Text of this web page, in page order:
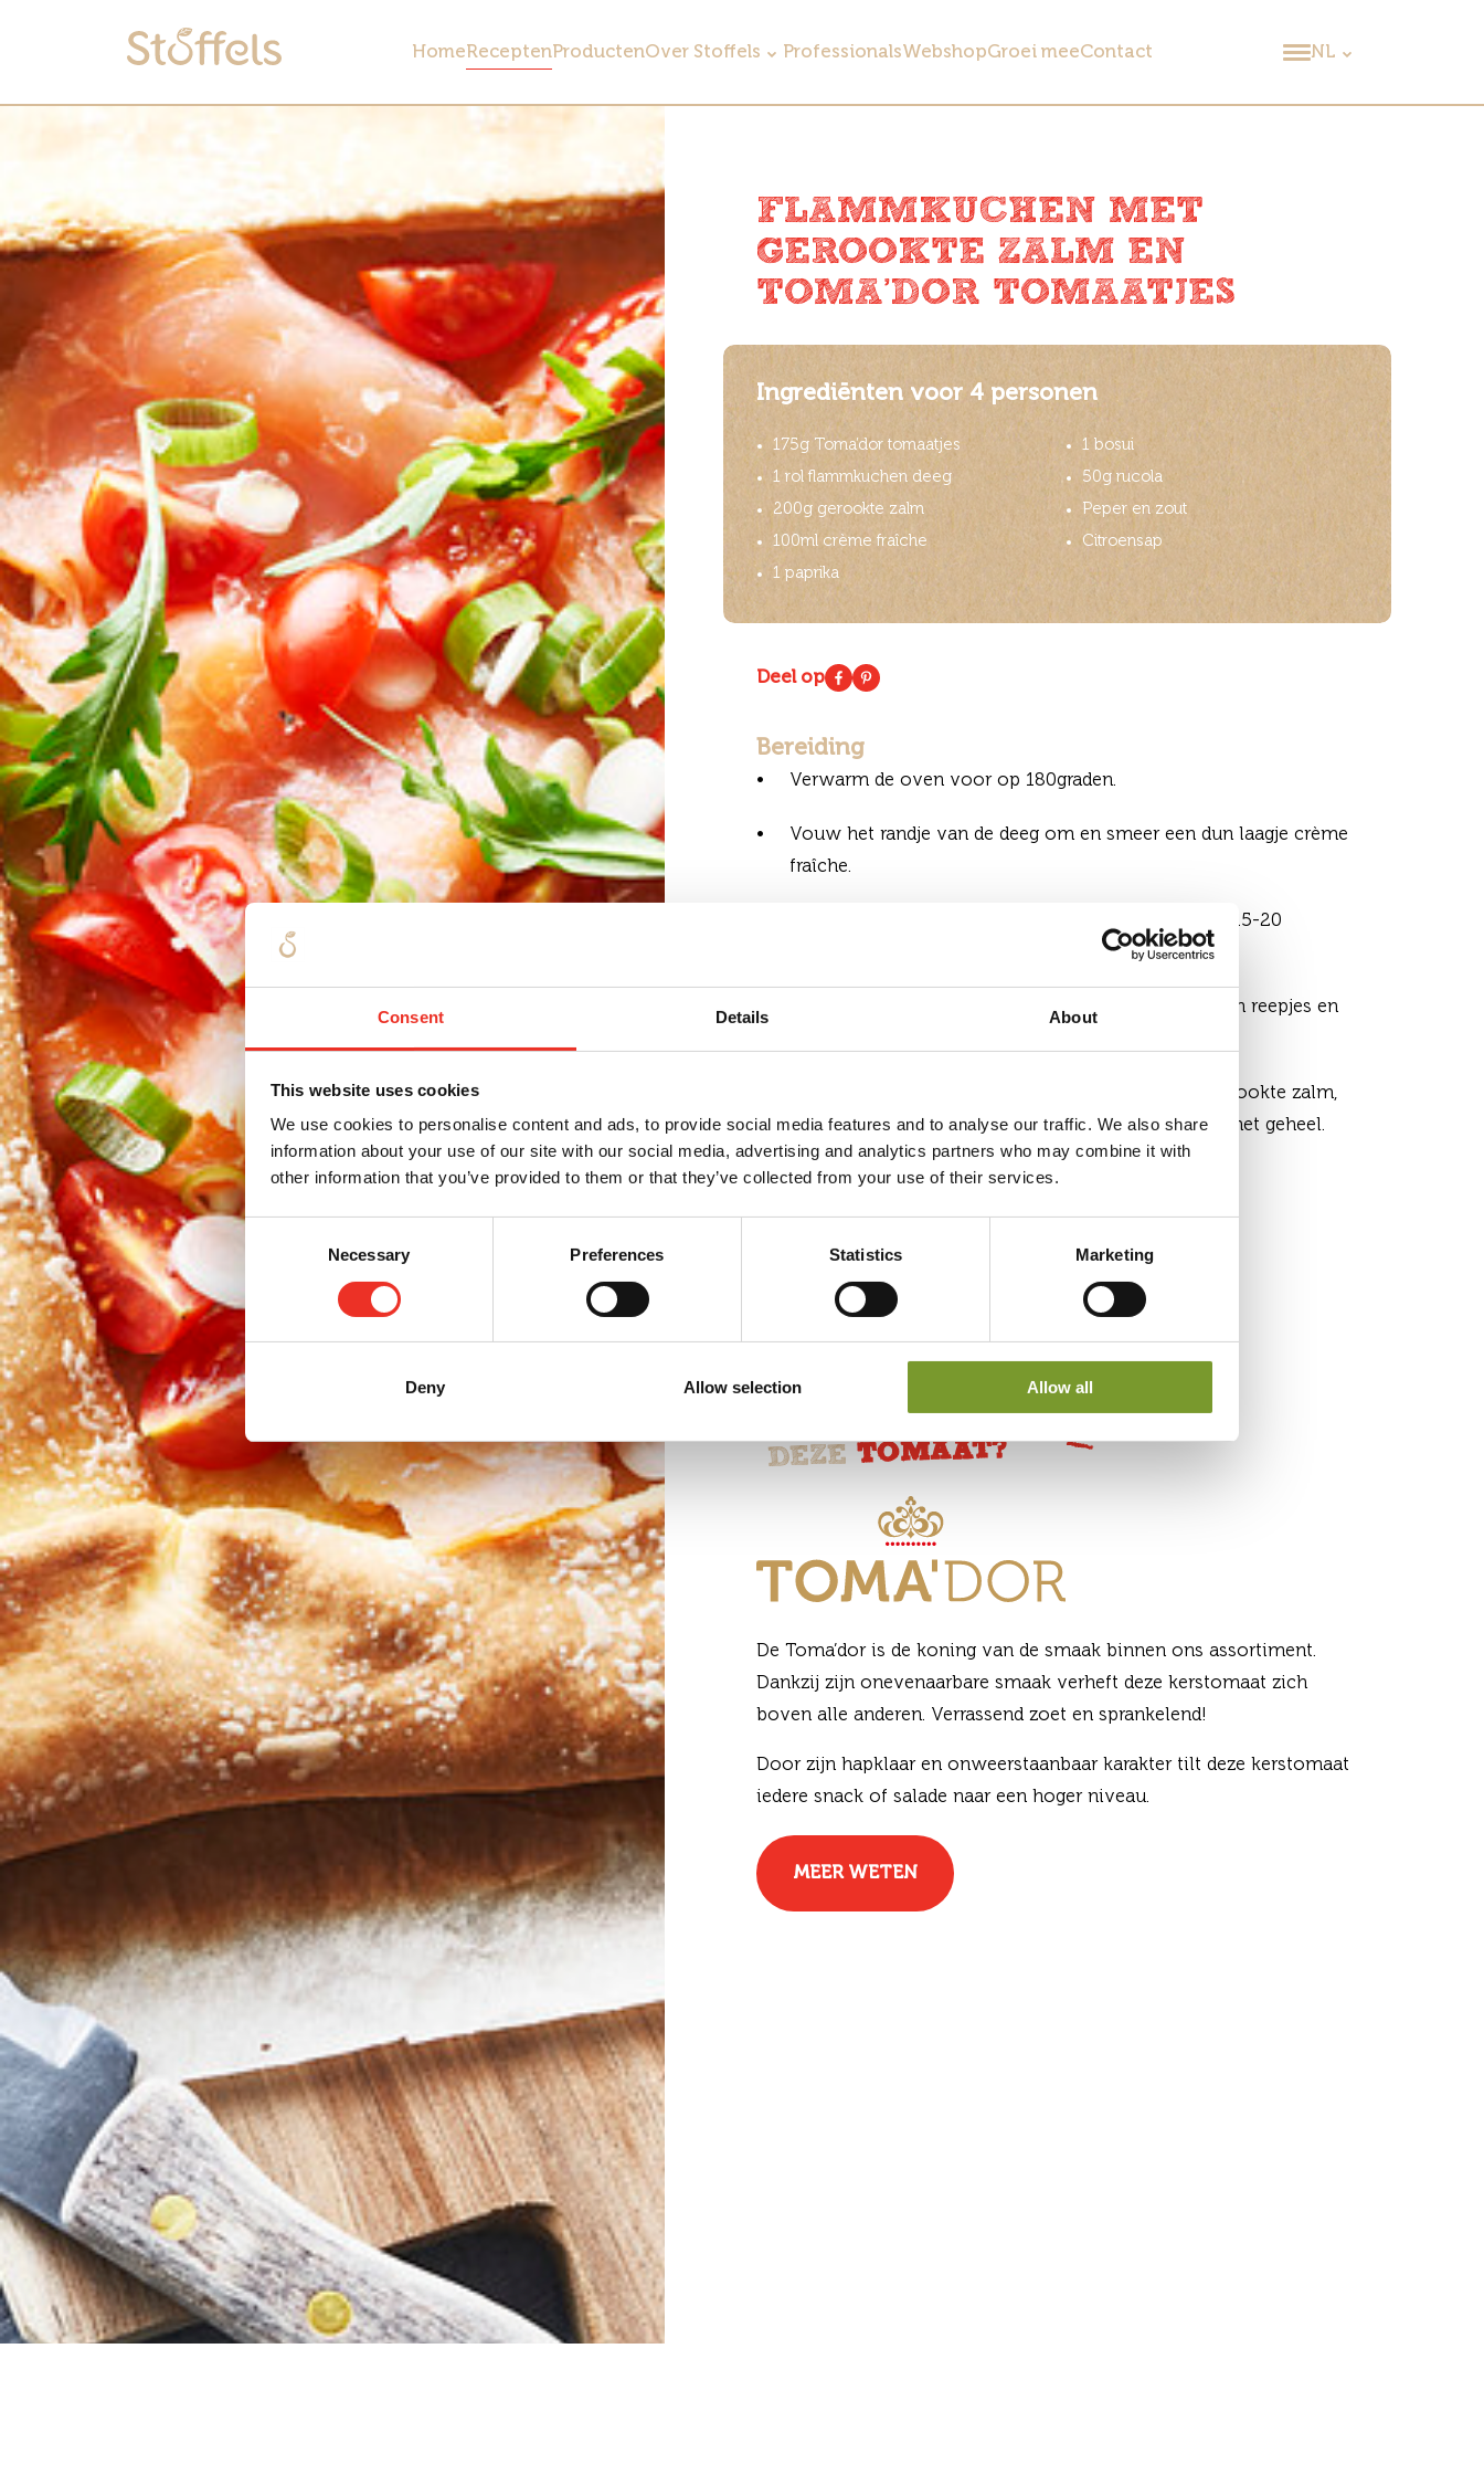
Consent Details About
This website uses cookies
We use cookies to personalise content and ads, to provide social media features and to analyse our traffic. We also share
information about your use of our site with our social media, advertising and analytics partners who may combine it with
other information that you’ve provided to them or that they’ve collected from your use of their services.
Consent
Necessary Preferences Statistics Marketing
Deny Allow selection Allow all
HomeReceptenProductenOver Stoffels ProfessionalsWebshopGroei meeContact NL
FLAMMKUCHEN MET
GEROOKTE ZALM EN
TOMA’DOR TOMAATJES
Ingrediënten voor 4 personen
175g Toma’dor tomaatjes
1 rol flammkuchen deeg
200g gerookte zalm
100ml crème fraîche
1 paprika
1 bosui
50g rucola
Peper en zout
Citroensap
Deel op
Bereiding
Verwarm de oven voor op 180graden.
Vouw het randje van de deeg om en smeer een dun laagje crème
fraîche.
Breng op smaak met peper en zout en bak de deeg 15-20
minuten in de oven tot hij goudbruin is.
Snij de Toma’dor tomaatjes in kwartjes, de paprika in reepjes en
Haal de flammkuchen uit de oven en verdeel de gerookte zalm,
rucola, Toma’dor tomaatjes, paprika en bosui over het geheel.
Werk af met wat citroensap en een snuifje peper.
DEZETOMAAT?
De Toma’dor is de koning van de smaak binnen ons assortiment.
Dankzij zijn onevenaarbare smaak verheft deze kerstomaat zich
boven alle anderen. Verrassend zoet en sprankelend!
Door zijn hapklaar en onweerstaanbaar karakter tilt deze kerstomaat
iedere snack of salade naar een hoger niveau.
MEER WETEN